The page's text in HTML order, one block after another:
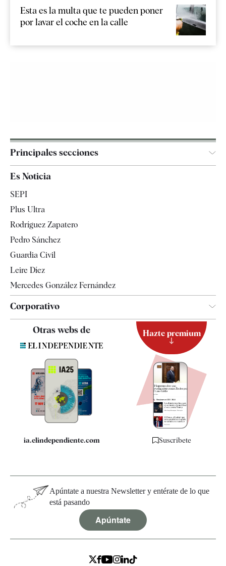
Esta es la multa que te pueden poner
por lavar el coche en la calle
Principales secciones
España
Televisión
Es Noticia
SEPI
Plus Ultra
Rodríguez Zapatero
Pedro Sánchez
Guardia Civil
Leire Díez
Mercedes González Fernández
Corporativo
Contacto
Quiénes somos
Especificaciones
Otras webs de
ia.elindependiente.com
Hazte premium
Suscríbete
Apúntate a nuestra Newsletter y entérate de lo que
está pasando
Apúntate